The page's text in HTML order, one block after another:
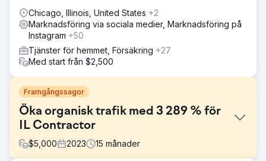
Chicago, Illinois, United States +2
Marknadsföring via sociala medier, Marknadsföring på
Instagram +50
Tjänster för hemmet, Försäkring +27
Med start från $2,500
Framgångssagor
Öka organisk trafik med 3 289 % för
IL Contractor
$5,000 2023 15 månader